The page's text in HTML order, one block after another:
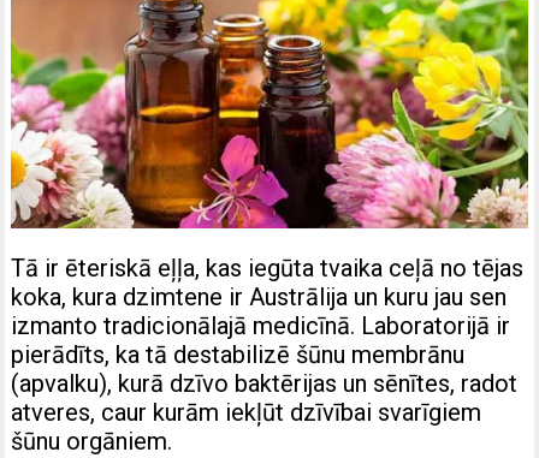
Tā ir ēteriskā eļļa, kas iegūta tvaika ceļā no tējas
koka, kura dzimtene ir Austrālija un kuru jau sen
izmanto tradicionālajā medicīnā. Laboratorijā ir
pierādīts, ka tā destabilizē šūnu membrānu
(apvalku), kurā dzīvo baktērijas un sēnītes, radot
atveres, caur kurām iekļūt dzīvībai svarīgiem
šūnu orgāniem.